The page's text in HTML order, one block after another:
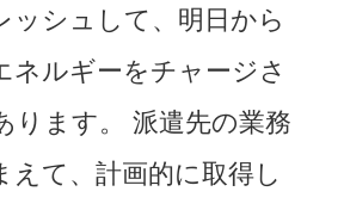
ッシュして、明日から
ネルギーをチャージさ
ります。 派遣先の業務
えて、計画的に取得し